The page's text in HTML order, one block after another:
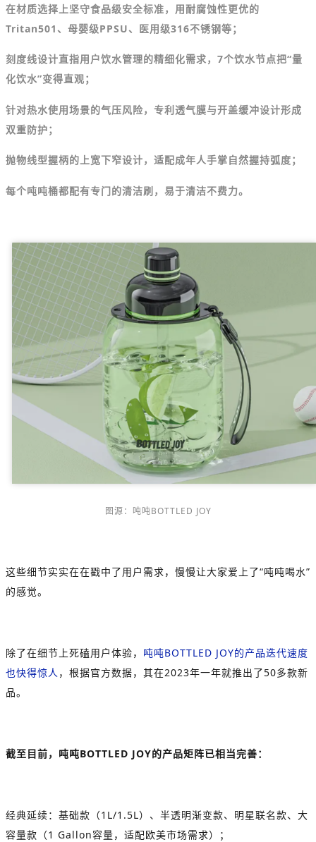
在材质选择上坚守食品级安全标准，用耐腐蚀性更优的
Tritan501、母婴级PPSU、医用级316不锈钢等；
刻度线设计直指用户饮水管理的精细化需求，7个饮水节点把“量
化饮水”变得直观；
针对热水使用场景的气压风险，专利透气膜与开盖缓冲设计形成
双重防护；
抛物线型握柄的上宽下窄设计，适配成年人手掌自然握持弧度；
每个吨吨桶都配有专门的清洁刷，易于清洁不费力。
图源：吨吨BOTTLED JOY
这些细节实实在在戳中了用户需求，慢慢让大家爱上了“吨吨喝水”
的感觉。
除了在细节上死磕用户体验， 吨吨BOTTLED JOY的产品迭代速度
也快得惊人 ，根据官方数据，其在2023年一年就推出了50多款新
品。
截至目前，吨吨BOTTLED JOY的产品矩阵已相当完善：
经典延续：基础款（1L/1.5L）、半透明渐变款、明星联名款、大
容量款（1 Gallon容量，适配欧美市场需求）；